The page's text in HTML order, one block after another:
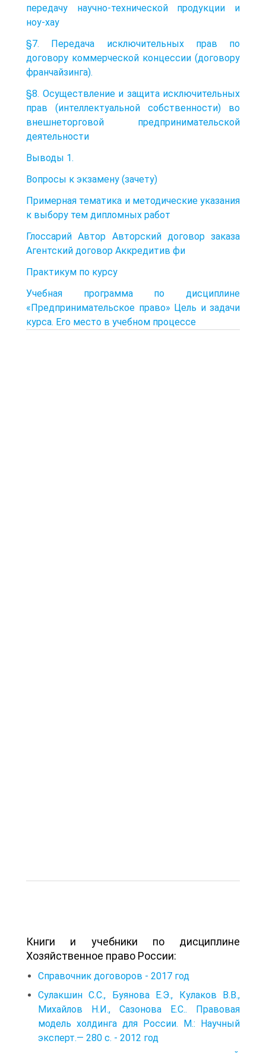
передачу научно-технической продукции и
ноу-хау
§7. Передача исключительных прав по
договору коммерческой концессии (договору
франчайзинга).
§8. Осуществление и защита исключительных
прав (интеллектуальной собственности) во
внешнеторговой предпринимательской
деятельности
Выводы 1.
Вопросы к экзамену (зачету)
Примерная тематика и методические указания
к выбору тем дипломных работ
Глоссарий Автор Авторский договор заказа
Агентский договор Аккредитив фи
Практикум по курсу
Учебная программа по дисциплине
«Предпринимательское право» Цель и задачи
курса. Его место в учебном процессе
Книги и учебники по дисциплине
Хозяйственное право России:
Справочник договоров - 2017 год
Сулакшин С.С., Буянова Е.Э., Кулаков В.В.,
Михайлов Н.И., Сазонова Е.С.. Правовая
модель холдинга для России. М.: Научный
эксперт.— 280 с. - 2012 год